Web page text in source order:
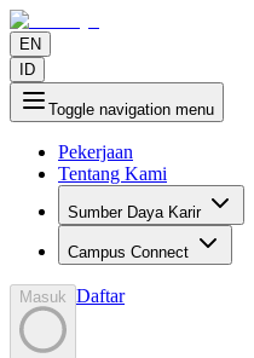
EN
ID
Toggle navigation menu
Pekerjaan
Tentang Kami
Sumber Daya Karir
Campus Connect
Masuk Daftar